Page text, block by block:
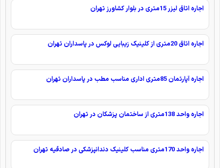
اجاره اتاق لیزر 15متری در بلوار کشاورز تهران
اجاره اتاق 20متری از کلینیک زیبایی لوکس در پاسداران تهران
اجاره آپارتمان 85متری اداری مناسب مطب در پاسداران تهران
اجاره واحد 138متری از ساختمان پزشکان در تهران
اجاره واحد 170متری مناسب کلینیک دندانپزشکی در صادقیه تهران